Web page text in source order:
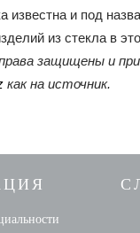
и под
из стекла в
защищены и
как на источник.